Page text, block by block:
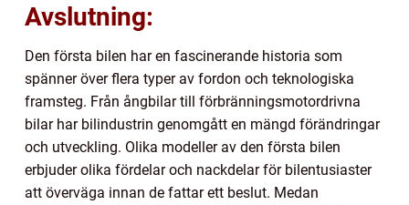
Avslutning:
Den första bilen har en fascinerande historia som
spänner över flera typer av fordon och teknologiska
framsteg. Från ångbilar till förbränningsmotordrivna
bilar har bilindustrin genomgått en mängd förändringar
och utveckling. Olika modeller av den första bilen
erbjuder olika fördelar och nackdelar för bilentusiaster
att överväga innan de fattar ett beslut. Medan